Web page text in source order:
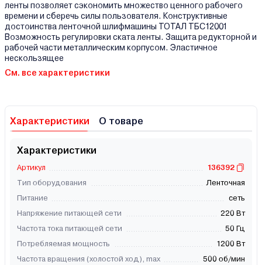
ленты позволяет сэкономить множество ценного рабочего
времени и сберечь силы пользователя. Конструктивные
достоинства ленточной шлифмашины TOTAЛ TБС12001
Возможность регулировки ската ленты. Защита редукторной и
рабочей части металлическим корпусом. Эластичное
нескользящее
См. все характеристики
Характеристики О товаре
Характеристики
Артикул
136392
Тип оборудования
Ленточная
Питание
сеть
Напряжение питающей сети
220 Вт
Частота тока питающей сети
50 Гц
Потребляемая мощность
1200 Вт
Частота вращения (холостой ход), max
500 об/мин